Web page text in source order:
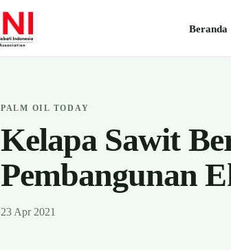
Beranda
PALM OIL TODAY
Kelapa Sawit
Pembangunan
23 Apr 2021